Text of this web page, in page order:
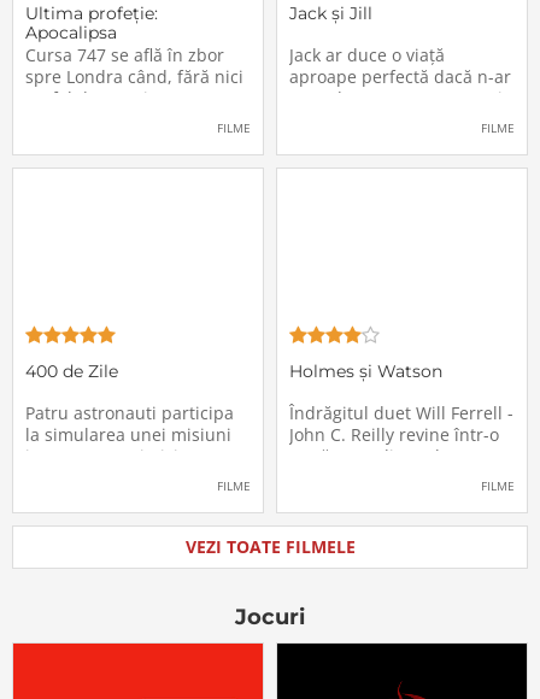
Ultima profeţie:
Apocalipsa
Cursa 747 se află în zbor
spre Londra când, fără nici
un fel de avertisment,
pasagerii încep să dispară
locurile lor. Teroarea și
FILME
Jack și Jill
Jack ar duce o viață
aproape perfectă dacă n-ar
avea de suportat o excepție
sărbători - sora lui
FILME
400 de Zile
Patru astronauti participa
la simularea unei misiuni
in care sunt trimisi pe o
psihologice pe care le are
calatoria in spatiu. Starea
mentala a astronautilor
FILME
Holmes și Watson
Îndrăgitul duet Will Ferrell -
John C. Reilly revine într-o
nouă comedie: Holmes &
Watson, povestea super-
Holmes și a asistentului
său, dr. Watson, inspirată
de romanul best-seller al
De data
FILME
VEZI TOATE FILMELE
Jocuri